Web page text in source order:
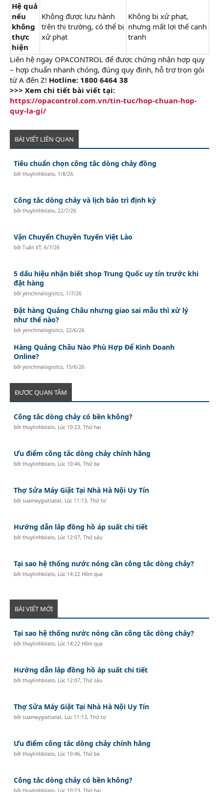
Hệ quả
nếu
không
thực
hiện
Không được lưu hành
trên thị trường, có thể bị
xử phạt
Không bị xử phạt,
nhưng mất lợi thế cạnh
tranh
Liên hệ ngay OPACONTROL để được chứng nhận hợp quy
– hợp chuẩn nhanh chóng, đúng quy định, hỗ trợ trọn gói
từ A đến Z! Hotline: 1800 6464 38
>>> Xem chi tiết bài viết tại:
https://opacontrol.com.vn/tin-tuc/hop-chuan-hop-
quy-la-gi/
BÀI VIẾT LIÊN QUAN
Tiêu chuẩn chọn công tắc dòng chảy đồng
bởithuylinhbilalo, 1/8/26
Công tắc dòng chảy và lịch bảo trì định kỳ
bởithuylinhbilalo, 22/7/26
Vận Chuyển Chuyên Tuyến Việt Lào
bởiTuấn VT,6/7/26
5 dấu hiệu nhận biết shop Trung Quốc uy tín trước khi
đặt hàng
bởiyenchinalogisitcs, 1/7/26
Đặt hàng Quảng Châu nhưng giao sai mẫu thì xử lý
như thế nào?
bởiyenchinalogisitcs, 22/6/26
Hàng Quảng Châu Nào Phù Hợp Để Kinh Doanh
Online?
bởiyenchinalogisitcs, 15/6/26
ĐƯỢC QUAN TÂM
Công tắc dòng chảy có bền không?
bởithuylinhbilalo, Lúc 10:23, Thứ hai
Ưu điểm công tắc dòng chảy chính hãng
bởithuylinhbilalo, Lúc 10:46, Thứ ba
Thợ Sửa Máy Giặt Tại Nhà Hà Nội Uy Tín
bởisuamaygiatsalat, Lúc 11:13, Thứ tư
Hướng dẫn lắp đồng hồ áp suất chi tiết
bởithuylinhbilalo, Lúc 12:07, Thứ sáu
Tại sao hệ thống nước nóng cần công tắc dòng chảy?
bởithuylinhbilalo, Lúc 14:22 Hôm qua
BÀI VIẾT MỚI
Tại sao hệ thống nước nóng cần công tắc dòng chảy?
bởithuylinhbilalo, Lúc 14:22 Hôm qua
Hướng dẫn lắp đồng hồ áp suất chi tiết
bởithuylinhbilalo, Lúc 12:07, Thứ sáu
Thợ Sửa Máy Giặt Tại Nhà Hà Nội Uy Tín
bởisuamaygiatsalat, Lúc 11:13, Thứ tư
Ưu điểm công tắc dòng chảy chính hãng
bởithuylinhbilalo, Lúc 10:46, Thứ ba
Công tắc dòng chảy có bền không?
bởithuylinhbilalo, Lúc 10:23, Thứ hai